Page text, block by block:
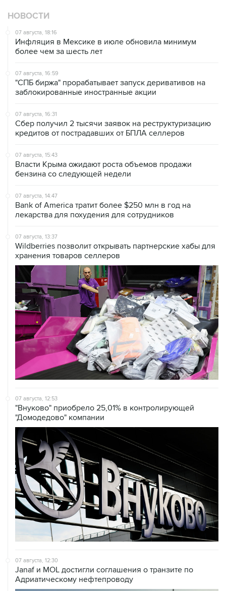
НОВОСТИ
07 августа, 18:16
Инфляция в Мексике в июле обновила минимум
более чем за шесть лет
07 августа, 16:59
"СПБ биржа" прорабатывает запуск деривативов на
заблокированные иностранные акции
07 августа, 16:31
Сбер получил 2 тысячи заявок на реструктуризацию
кредитов от пострадавших от БПЛА селлеров
07 августа, 15:43
Власти Крыма ожидают роста объемов продажи
бензина со следующей недели
07 августа, 14:47
Bank of America тратит более $250 млн в год на
лекарства для похудения для сотрудников
07 августа, 13:37
Wildberries позволит открывать партнерские хабы для
хранения товаров селлеров
07 августа, 12:53
"Внуково" приобрело 25,01% в контролирующей
"Домодедово" компании
07 августа, 12:30
Janaf и MOL достигли соглашения о транзите по
Адриатическому нефтепроводу